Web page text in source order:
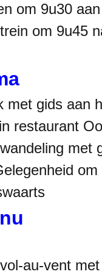
om 9u30
om 9u45
met gids aan
restaurant
met
au-vent